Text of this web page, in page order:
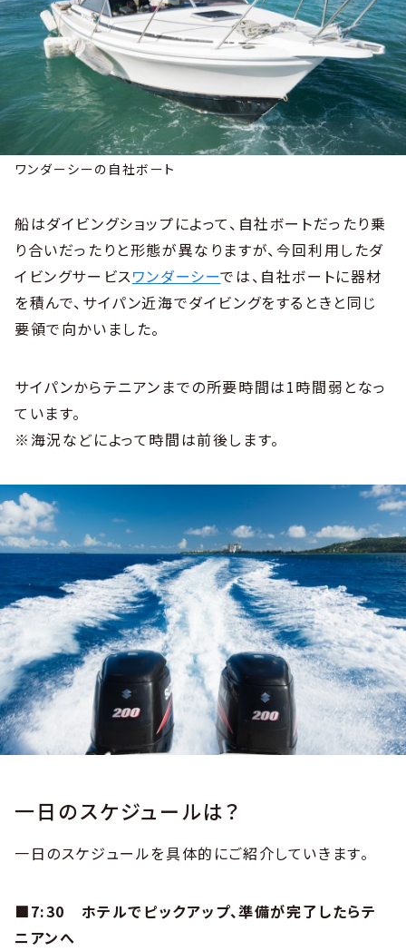
ワンダーシーの自社ボート
船はダイビングショップによって、自社ボートだったり乗
り合いだったりと形態が異なりますが、今回利用したダ
イビングサービスワンダーシーでは、自社ボートに器材
を積んで、サイパン近海でダイビングをするときと同じ
要領で向かいました。
サイパンからテニアンまでの所要時間は1時間弱となっ
ています。
※海況などによって時間は前後します。
一日のスケジュールは？
一日のスケジュールを具体的にご紹介していきます。
■7:30
ホテルでピックアップ、準備が完了したらテ
ニアンへ